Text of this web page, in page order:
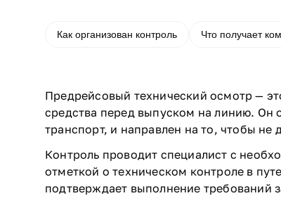
Как организован контроль Что получает
Предрейсовый технический осмотр —
средства перед выпуском на линию. Он
транспорт, и направлен на то, чтобы не
Контроль проводит специалист с
отметкой о техническом контроле в
подтверждает выполнение требований